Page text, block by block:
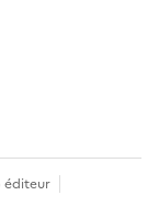
éditeur